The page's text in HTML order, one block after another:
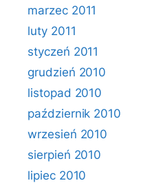
marzec 2011
luty 2011
styczeń 2011
grudzień 2010
listopad 2010
październik 2010
wrzesień 2010
sierpień 2010
lipiec 2010